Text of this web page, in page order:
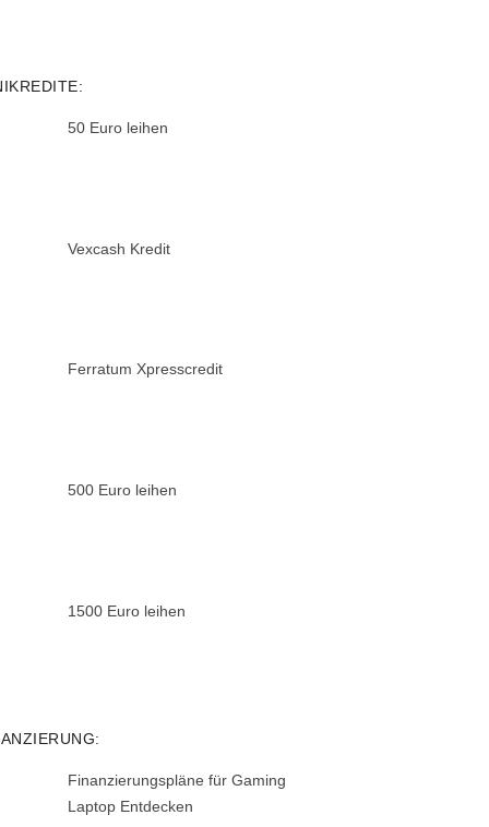
50 Euro leihen
Vexcash Kredit
Ferratum Xpresscredit
500 Euro leihen
1500 Euro leihen
Finanzierungspläne für Gaming
Laptop Entdecken